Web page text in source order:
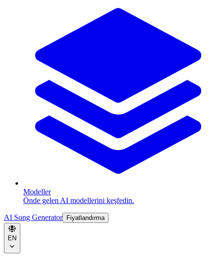
Modeller
Önde gelen AI modellerini keşfedin.
AI Song Generator Fiyatlandırma
EN